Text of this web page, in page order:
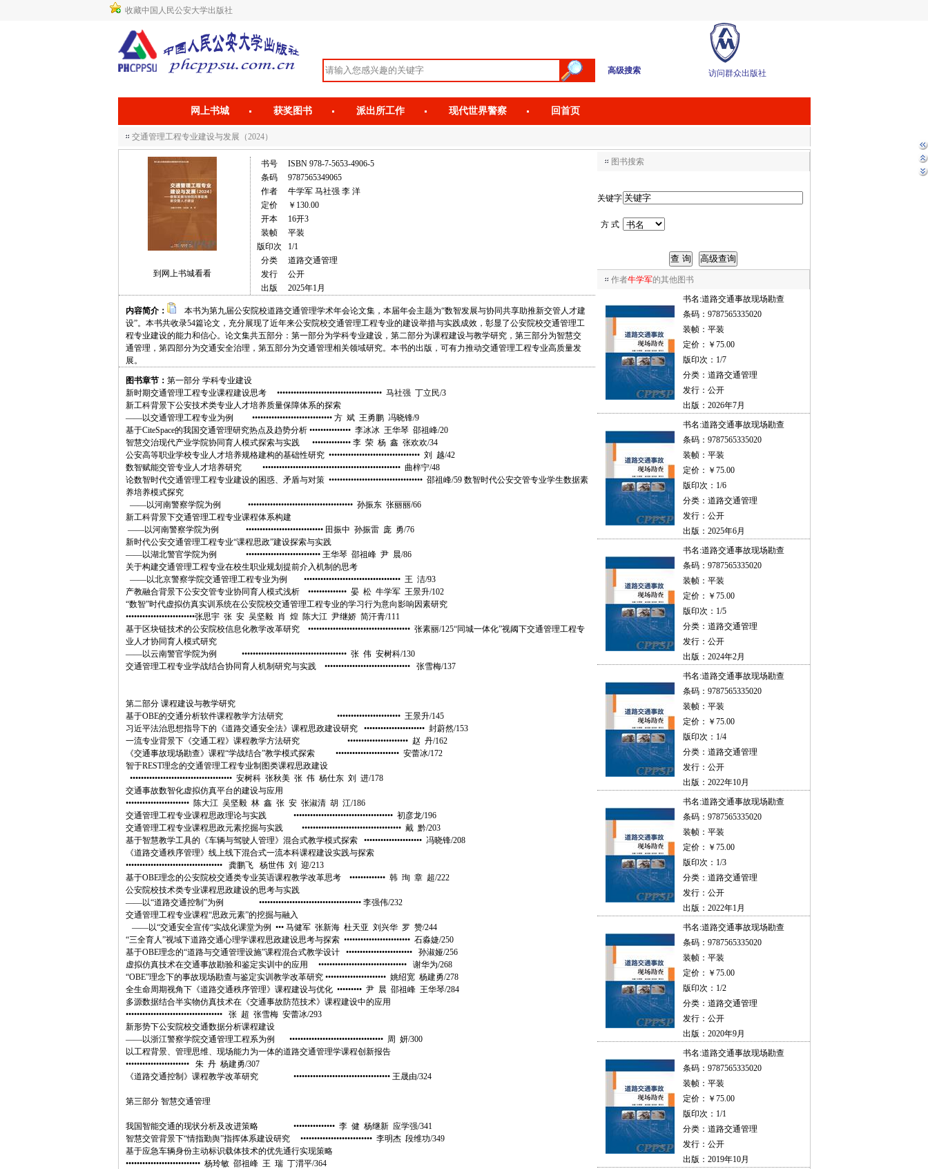
收藏中国人民公安大学出版社
高级搜索 访问群众出版社
网上书城 获奖图书 派出所工作 现代世界警察 回首页
交通管理工程专业建设与发展（2024）
到网上书城看看
书号
ISBN 978-7-5653-4906-5
条码
9787565349065
作者
牛学军 马社强 李 洋
定价
￥130.00
开本
16开3
装帧
平装
版印次
1/1
分类
道路交通管理
发行
公开
出版
2025年1月
内容简介：
本书为第九届公安院校道路交通管理学术年会论文集，本届年会主题为“数智发展与协同共享助推新交管人才建
设”。本书共收录54篇论文，充分展现了近年来公安院校交通管理工程专业的建设举措与实践成效，彰显了公安院校交通管理工
程专业建设的能力和信心。论文集共五部分：第一部分为学科专业建设，第二部分为课程建设与教学研究，第三部分为智慧交
通管理，第四部分为交通安全治理，第五部分为交通管理相关领域研究。本书的出版，可有力推动交通管理工程专业高质量发
展。
图书章节： 第一部分 学科专业建设
新时期交通管理工程专业课程建设思考 •••••••••••••••••••••••••••••••••••••• 马社强 丁立民/3
新工科背景下公安技术类专业人才培养质量保障体系的探索
——以交通管理工程专业为例 ••••••••••••••••••••••••••••• 方 斌 王勇鹏 冯晓锋/9
基于CiteSpace的我国交通管理研究热点及趋势分析 ••••••••••••••• 李冰冰 王华琴 邵祖峰/20
智慧交治现代产业学院协同育人模式探索与实践 •••••••••••••• 李 荣 杨 鑫 张欢欢/34
公安高等职业学校专业人才培养规格建构的基础性研究 ••••••••••••••••••••••••••••••••• 刘 越/42
数智赋能交管专业人才培养研究 •••••••••••••••••••••••••••••••••••••••••••••••••• 曲梓宁/48
论数智时代交通管理工程专业建设的困惑、矛盾与对策 •••••••••••••••••••••••••••••••••• 邵祖峰/59 数智时代公安交管专业学生数据素
养培养模式探究
——以河南警察学院为例 •••••••••••••••••••••••••••••••••••••• 孙振东 张丽丽/66
新工科背景下交通管理工程专业课程体系构建
——以河南警察学院为例 •••••••••••••••••••••••••••• 田振中 孙振雷 庞 勇/76
新时代公安交通管理工程专业“课程思政”建设探索与实践
——以湖北警官学院为例 ••••••••••••••••••••••••••• 王华琴 邵祖峰 尹 晨/86
关于构建交通管理工程专业在校生职业规划提前介入机制的思考
——以北京警察学院交通管理工程专业为例 ••••••••••••••••••••••••••••••••••• 王 洁/93
产教融合背景下公安交管专业协同育人模式浅析 •••••••••••••• 晏 松 牛学军 王景升/102
“数智”时代虚拟仿真实训系统在公安院校交通管理工程专业的学习行为意向影响因素研究
•••••••••••••••••••••••••张思宇 张 安 吴坚毅 肖 煌 陈大江 尹继娇 简汗青/111
基于区块链技术的公安院校信息化教学改革研究 ••••••••••••••••••••••••••••••••••••• 张素丽/125“同城一体化”视阈下交通管理工程专
业人才协同育人模式研究
——以云南警官学院为例 •••••••••••••••••••••••••••••••••••••• 张 伟 安树科/130
交通管理工程专业学战结合协同育人机制研究与实践 ••••••••••••••••••••••••••••••• 张雪梅/137
第二部分 课程建设与教学研究
基于OBE的交通分析软件课程教学方法研究 ••••••••••••••••••••••• 王景升/145
习近平法治思想指导下的《道路交通安全法》课程思政建设研究 •••••••••••••••••••••• 封蔚然/153
一流专业背景下《交通工程》课程教学方法研究 •••••••••••••••••••••• 赵 丹/162
《交通事故现场勘查》课程“学战结合”教学模式探索 ••••••••••••••••••••••• 安蕾冰/172
智于REST理念的交通管理工程专业制图类课程思政建设
••••••••••••••••••••••••••••••••••••• 安树科 张秋美 张 伟 杨仕东 刘 进/178
交通事故数智化虚拟仿真平台的建设与应用
••••••••••••••••••••••• 陈大江 吴坚毅 林 鑫 张 安 张淑清 胡 江/186
交通管理工程专业课程思政理论与实践 •••••••••••••••••••••••••••••••••••• 初彦龙/196
交通管理工程专业课程思政元素挖掘与实践 •••••••••••••••••••••••••••••••••••• 戴 黔/203
基于智慧教学工具的《车辆与驾驶人管理》混合式教学模式探索 ••••••••••••••••••••• 冯晓锋/208
《道路交通秩序管理》线上线下混合式一流本科课程建设实践与探索
••••••••••••••••••••••••••••••••••• 龚鹏飞 杨世伟 刘 迎/213
基于OBE理念的公安院校交通类专业英语课程教学改革思考 ••••••••••••• 韩 珣 章 超/222
公安院校技术类专业课程思政建设的思考与实践
——以“道路交通控制”为例 ••••••••••••••••••••••••••••••••••••• 李强伟/232
交通管理工程专业课程“思政元素”的挖掘与融入
——以“交通安全宣传“实战化课堂为例 ••• 马健军 张新海 杜天亚 刘兴华 罗 赞/244
“三全育人”视域下道路交通心理学课程思政建设思考与探索 •••••••••••••••••••••••• 石淼婕/250
基于OBE理念的“道路与交通管理设施”课程混合式教学设计 •••••••••••••••••••••••• 孙淑娅/256
虚拟仿真技术在交通事故勘验和鉴定实训中的应用 •••••••••••••••••••••••••••••••• 谢华为/268
“OBE”理念下的事故现场勘查与鉴定实训教学改革研究 •••••••••••••••••••••• 姚绍宽 杨建勇/278
全生命周期视角下《道路交通秩序管理》课程建设与优化 ••••••••• 尹 晨 邵祖峰 王华琴/284
多源数据结合半实物仿真技术在《交通事故防范技术》课程建设中的应用
••••••••••••••••••••••••••••••••••• 张 超 张雪梅 安蕾冰/293
新形势下公安院校交通数据分析课程建设
——以浙江警察学院交通管理工程系为例 •••••••••••••••••••••••••••••••••• 周 妍/300
以工程背景、管理思维、现场能力为一体的道路交通管理学课程创新报告
••••••••••••••••••••••• 朱 丹 杨建勇/307
《道路交通控制》课程教学改革研究 ••••••••••••••••••••••••••••••••••• 王晟由/324
第三部分 智慧交通管理
我国智能交通的现状分析及改进策略 ••••••••••••••• 李 健 杨继新 应学强/341
智慧交管背景下“情指勤舆”指挥体系建设研究 •••••••••••••••••••••••••• 李明杰 段维功/349
基于应急车辆身份主动标识载体技术的优先通行实现策略
••••••••••••••••••••••••••• 杨玲敏 邵祖峰 王 瑞 丁渭平/364
图书搜索
关键字
方 式
作者牛学军的其他图书
书名:道路交通事故现场勘查
条码：9787565335020
装帧：平装
定价：￥75.00
版印次：1/7
分类：道路交通管理
发行：公开
出版：2026年7月
书名:道路交通事故现场勘查
条码：9787565335020
装帧：平装
定价：￥75.00
版印次：1/6
分类：道路交通管理
发行：公开
出版：2025年6月
书名:道路交通事故现场勘查
条码：9787565335020
装帧：平装
定价：￥75.00
版印次：1/5
分类：道路交通管理
发行：公开
出版：2024年2月
书名:道路交通事故现场勘查
条码：9787565335020
装帧：平装
定价：￥75.00
版印次：1/4
分类：道路交通管理
发行：公开
出版：2022年10月
书名:道路交通事故现场勘查
条码：9787565335020
装帧：平装
定价：￥75.00
版印次：1/3
分类：道路交通管理
发行：公开
出版：2022年1月
书名:道路交通事故现场勘查
条码：9787565335020
装帧：平装
定价：￥75.00
版印次：1/2
分类：道路交通管理
发行：公开
出版：2020年9月
书名:道路交通事故现场勘查
条码：9787565335020
装帧：平装
定价：￥75.00
版印次：1/1
分类：道路交通管理
发行：公开
出版：2019年10月